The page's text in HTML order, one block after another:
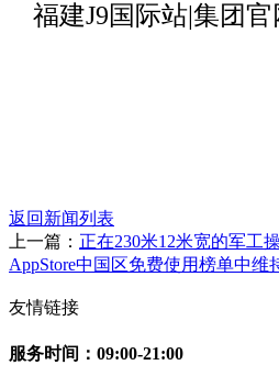
福建J9国际站|集团
返回新闻列表
上一篇： 正在230米12米宽的军工
AppStore中国区免费使用榜单中维
友情链接
服务时间：09:00-21:00